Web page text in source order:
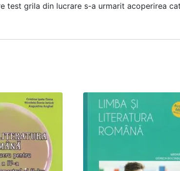
test grila din lucrare s-a urmarit acoperirea